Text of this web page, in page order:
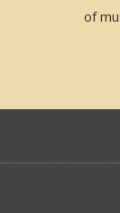
of